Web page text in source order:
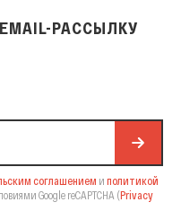
РАССЫЛКУ
соглашением и политикой
Google reCAPTCHA (Privacy